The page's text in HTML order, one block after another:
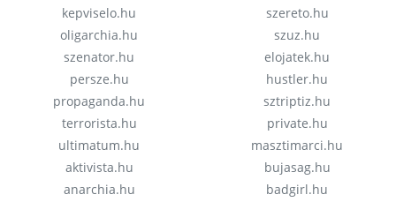
kepviselo.hu
oligarchia.hu
szenator.hu
persze.hu
propaganda.hu
terrorista.hu
ultimatum.hu
aktivista.hu
anarchia.hu
szereto.hu
szuz.hu
elojatek.hu
hustler.hu
sztriptiz.hu
private.hu
masztimarci.hu
bujasag.hu
badgirl.hu